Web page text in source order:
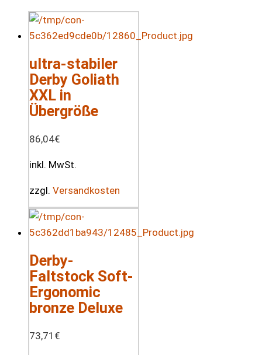
ultra-stabiler
Derby Goliath
XXL in
Übergröße
86,04€
inkl. MwSt.
zzgl. Versandkosten
Derby-
Faltstock Soft-
Ergonomic
bronze Deluxe
73,71 €